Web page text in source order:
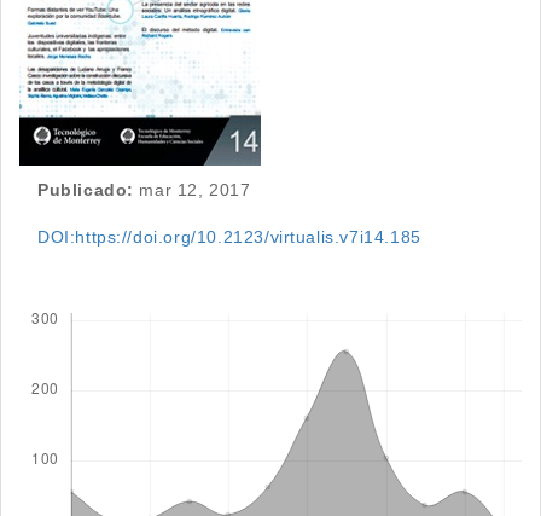
Publicado: mar 12, 2017
DOI:https://doi.org/10.2123/virtualis.v7i14.185